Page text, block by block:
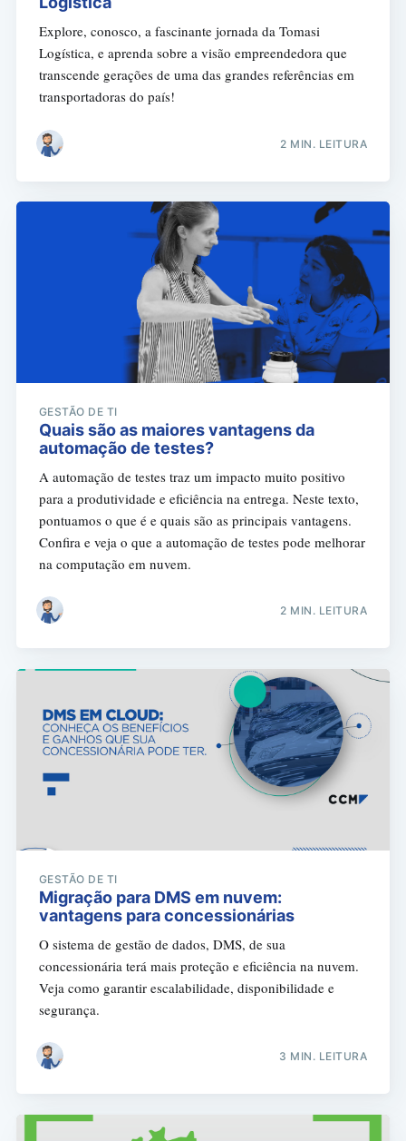
Explore, conosco, a fascinante jornada da Tomasi
Logística, e aprenda sobre a visão empreendedora que
transcende gerações de uma das grandes referências em
transportadoras do país!
2 MIN. LEITURA
GESTÃO DE TI
Quais são as maiores vantagens da
automação de testes?
A automação de testes traz um impacto muito positivo
para a produtividade e eficiência na entrega. Neste texto,
pontuamos o que é e quais são as principais vantagens.
Confira e veja o que a automação de testes pode melhorar
na computação em nuvem.
2 MIN. LEITURA
GESTÃO DE TI
Migração para DMS em nuvem:
vantagens para concessionárias
O sistema de gestão de dados, DMS, de sua
concessionária terá mais proteção e eficiência na nuvem.
Veja como garantir escalabilidade, disponibilidade e
segurança.
3 MIN. LEITURA